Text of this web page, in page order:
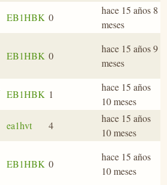
EB1HBK 0
hace 15 años 8
meses
EB1HBK 0
hace 15 años 9
meses
EB1HBK 1
hace 15 años
10 meses
ea1hvt 4
hace 15 años
10 meses
EB1HBK 0
hace 15 años
10 meses